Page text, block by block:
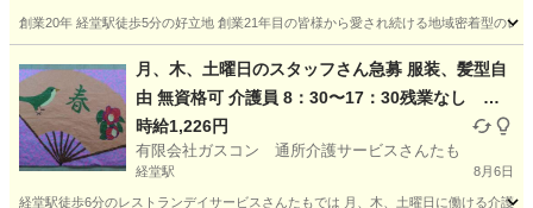
創業20年 経堂駅徒歩5分の好立地 創業21年目の皆様から愛され続ける地域密着型の
経堂駅 介護 時給
月、木、土曜日のスタッフさん急募 服装、髪型自
由 無資格可 介護員 8：30〜17：30残業なし 女
性利用者の入浴の見守り他 主婦パートさん歓迎 手
当有 介護福祉士時給1280円〜無資格時給1226
時給1,226円
有限会社ガスコン 通所介護サービスさんたも
経堂駅 8月6日
経堂駅徒歩6分のレストランデイサービスさんたもでは 月、木、土曜日に働ける介護